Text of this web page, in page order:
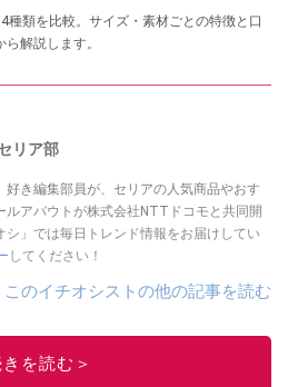
種類を比較。サイズ・素材ごとの特徴と口
解説します。
リア部
好き編集部員が、セリアの人気商品やおす
ルアバウトが株式会社NTTドコモと共同開
」では毎日トレンド情報をお届けしてい
してください！
このイチオシストの他の記事を読む
を読む＞